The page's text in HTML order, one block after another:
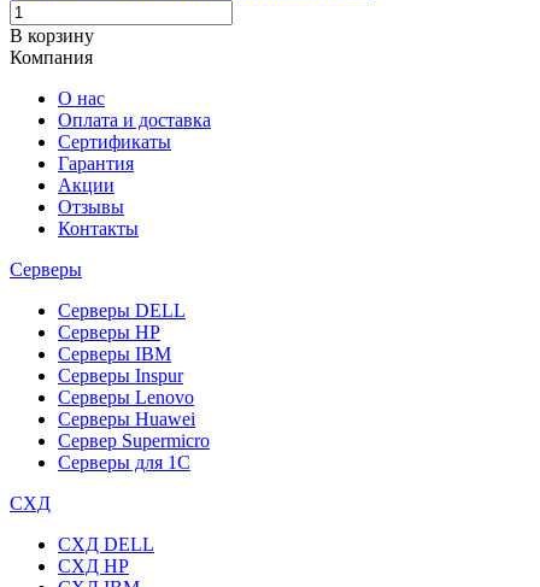
В корзину
Компания
О нас
Оплата и доставка
Сертификаты
Гарантия
Акции
Отзывы
Контакты
Серверы
Серверы DELL
Серверы HP
Серверы IBM
Серверы Inspur
Серверы Lenovo
Серверы Huawei
Сервер Supermicro
Серверы для 1C
СХД
СХД DELL
СХД HP